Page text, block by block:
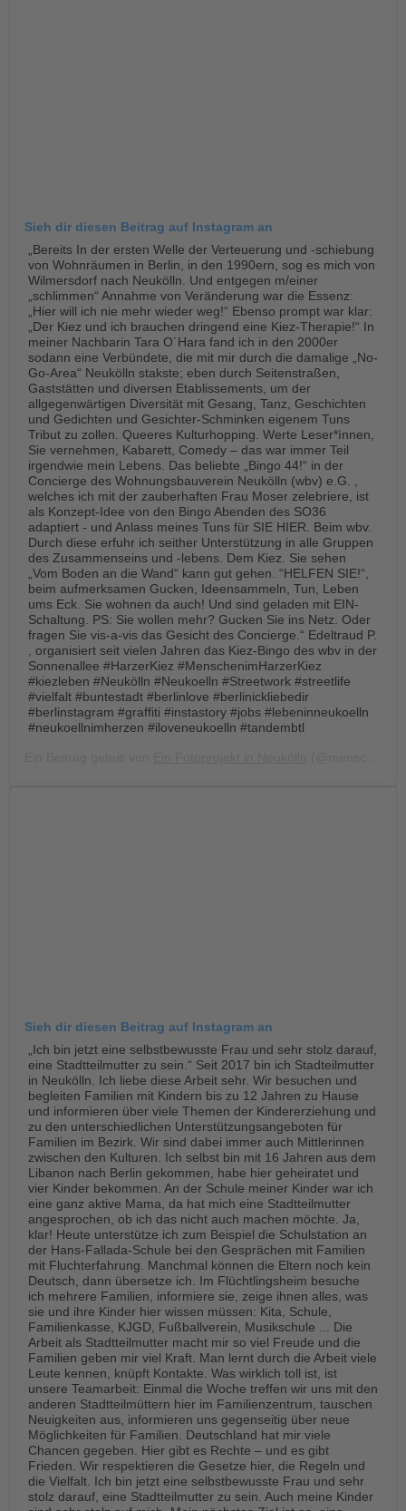
Sieh dir diesen Beitrag auf Instagram an
„Bereits In der ersten Welle der Verteuerung und -schiebung
von Wohnräumen in Berlin, in den 1990ern, sog es mich von
Wilmersdorf nach Neukölln. Und entgegen m/einer
„schlimmen“ Annahme von Veränderung war die Essenz:
„Hier will ich nie mehr wieder weg!“ Ebenso prompt war klar:
„Der Kiez und ich brauchen dringend eine Kiez-Therapie!“ In
meiner Nachbarin Tara O´Hara fand ich in den 2000er
sodann eine Verbündete, die mit mir durch die damalige „No-
Go-Area“ Neukölln stakste; eben durch Seitenstraßen,
Gaststätten und diversen Etablissements, um der
allgegenwärtigen Diversität mit Gesang, Tanz, Geschichten
und Gedichten und Gesichter-Schminken eigenem Tuns
Tribut zu zollen. Queeres Kulturhopping. Werte Leser*ìnnen,
Sie vernehmen, Kabarett, Comedy – das war immer Teil
irgendwie mein Lebens. Das beliebte „Bingo 44!“ in der
Concierge des Wohnungsbauverein Neukölln (wbv) e.G. ,
welches ich mit der zauberhaften Frau Moser zelebriere, ist
als Konzept-Idee von den Bingo Abenden des SO36
adaptiert - und Anlass meines Tuns für SIE HIER. Beim wbv.
Durch diese erfuhr ich seither Unterstützung in alle Gruppen
des Zusammenseins und -lebens. Dem Kiez. Sie sehen
„Vom Boden an die Wand“ kann gut gehen. “HELFEN SIE!“,
beim aufmerksamen Gucken, Ideensammeln, Tun, Leben
ums Eck. Sie wohnen da auch! Und sind geladen mit EIN-
Schaltung. PS: Sie wollen mehr? Gucken Sie ins Netz. Oder
fragen Sie vis-a-vis das Gesicht des Concierge.“ Edeltraud P.
, organisiert seit vielen Jahren das Kiez-Bingo des wbv in der
Sonnenallee #HarzerKiez #MenschenimHarzerKiez
#kiezleben #Neukölln #Neukoelln #Streetwork #streetlife
#vielfalt #buntestadt #berlinlove #berlinickliebedir
#berlinstagram #graffiti #instastory #jobs #lebeninneukoelln
#neukoellnimherzen #iloveneukoelln #tandembtl
Sieh dir diesen Beitrag auf Instagram an
„Ich bin jetzt eine selbstbewusste Frau und sehr stolz darauf,
eine Stadtteilmutter zu sein.“ Seit 2017 bin ich Stadteilmutter
in Neukölln. Ich liebe diese Arbeit sehr. Wir besuchen und
begleiten Familien mit Kindern bis zu 12 Jahren zu Hause
und informieren über viele Themen der Kindererziehung und
zu den unterschiedlichen Unterstützungsangeboten für
Familien im Bezirk. Wir sind dabei immer auch Mittlerinnen
zwischen den Kulturen. Ich selbst bin mit 16 Jahren aus dem
Libanon nach Berlin gekommen, habe hier geheiratet und
vier Kinder bekommen. An der Schule meiner Kinder war ich
eine ganz aktive Mama, da hat mich eine Stadtteilmutter
angesprochen, ob ich das nicht auch machen möchte. Ja,
klar! Heute unterstütze ich zum Beispiel die Schulstation an
der Hans-Fallada-Schule bei den Gesprächen mit Familien
mit Fluchterfahrung. Manchmal können die Eltern noch kein
Deutsch, dann übersetze ich. Im Flüchtlingsheim besuche
ich mehrere Familien, informiere sie, zeige ihnen alles, was
sie und ihre Kinder hier wissen müssen: Kita, Schule,
Familienkasse, KJGD, Fußballverein, Musikschule ... Die
Arbeit als Stadtteilmutter macht mir so viel Freude und die
Familien geben mir viel Kraft. Man lernt durch die Arbeit viele
Leute kennen, knüpft Kontakte. Was wirklich toll ist, ist
unsere Teamarbeit: Einmal die Woche treffen wir uns mit den
anderen Stadtteilmüttern hier im Familienzentrum, tauschen
Neuigkeiten aus, informieren uns gegenseitig über neue
Möglichkeiten für Familien. Deutschland hat mir viele
Chancen gegeben. Hier gibt es Rechte – und es gibt
Frieden. Wir respektieren die Gesetze hier, die Regeln und
die Vielfalt. Ich bin jetzt eine selbstbewusste Frau und sehr
stolz darauf, eine Stadtteilmutter zu sein. Auch meine Kinder